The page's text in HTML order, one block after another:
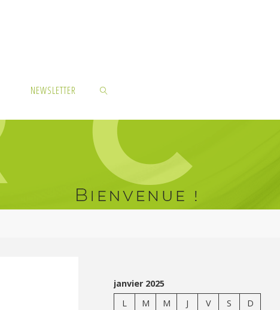
NEWSLETTER
SEARCH
janvier 2025
L
M M J V S
D